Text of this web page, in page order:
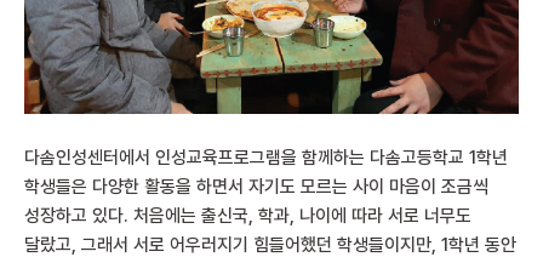
다솜인성센터에서 인성교육프로그램을 함께하는 다솜고등학교 1학년
학생들은 다양한 활동을 하면서 자기도 모르는 사이 마음이 조금씩
성장하고 있다. 처음에는 출신국, 학과, 나이에 따라 서로 너무도
달랐고, 그래서 서로 어우러지기 힘들어했던 학생들이지만, 1학년 동안